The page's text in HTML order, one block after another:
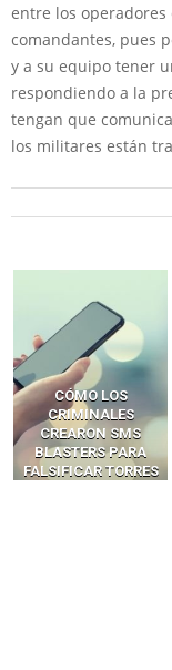
entre los
comandantes, pues
y a su equipo tener
respondiendo a la
tengan que
los militares están
LA BRECHA
INVISIBLE: CÓMO
LOS AGENTES DE IA
SE CONVIRTIERON
EN LA SUPERFICIE